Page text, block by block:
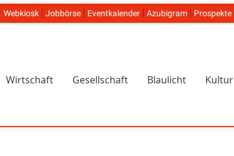
Navigation
Webkiosk Jobbörse Eventkalender Azubigram Prospekte
Wirtschaft Gesellschaft Blaulicht Kultur